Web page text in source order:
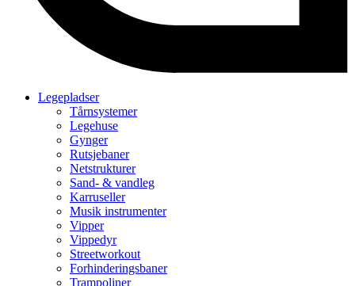
Legepladser
Tårnsystemer
Legehuse
Gynger
Rutsjebaner
Netstrukturer
Sand- & vandleg
Karruseller
Musik instrumenter
Vipper
Vippedyr
Streetworkout
Forhinderingsbaner
Trampoliner